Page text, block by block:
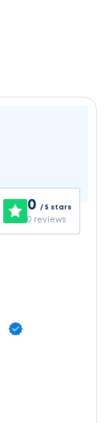
0 / 5 stars
0 reviews